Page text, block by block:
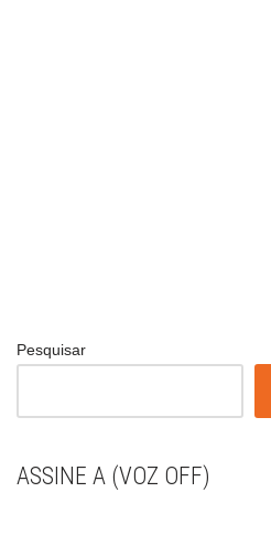
Pesquisar
ASSINE A (VOZ OFF)